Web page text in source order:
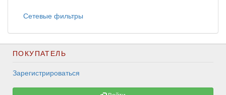
Сетевые фильтры
ПОКУПАТЕЛЬ
Зарегистрироваться